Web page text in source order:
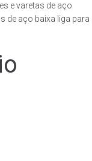
e varetas de aço
de aço baixa liga para